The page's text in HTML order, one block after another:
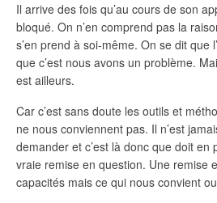
Il arrive des fois qu’au cours de son
bloqué. On n’en comprend pas la
s’en prend à soi-même. On se dit que
que c’est nous avons un problème.
est ailleurs.
Car c’est sans doute les outils et
ne nous conviennent pas. Il n’est
demander et c’est là donc que doit en
vraie remise en question. Une remise
capacités mais ce qui nous convient